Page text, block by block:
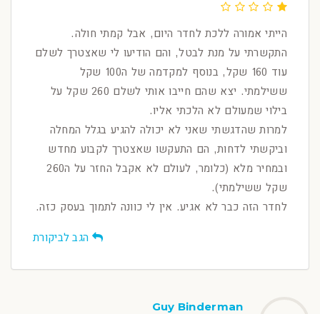
הייתי אמורה ללכת לחדר היום, אבל קמתי חולה.
התקשרתי על מנת לבטל, והם הודיעו לי שאצטרך לשלם
עוד 160 שקל, בנוסף למקדמה של ה100 שקל
ששילמתי. יצא שהם חייבו אותי לשלם 260 שקל על
בילוי שמעולם לא הלכתי אליו.
למרות שהדגשתי שאני לא יכולה להגיע בגלל המחלה
וביקשתי לדחות, הם התעקשו שאצטרך לקבוע מחדש
ובמחיר מלא (כלומר, לעולם לא אקבל החזר על ה260
שקל ששילמתי).
לחדר הזה כבר לא אגיע. אין לי כוונה לתמוך בעסק כזה.
הגב לביקורת
Guy Binderman